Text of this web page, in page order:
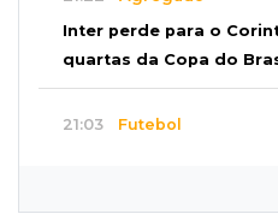
Inter perde para o
quartas da Copa do
21:03 Futebol